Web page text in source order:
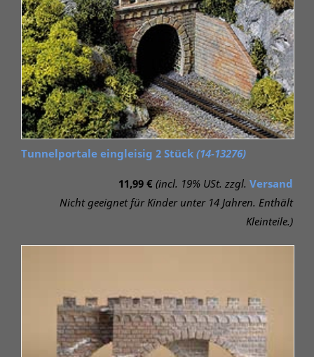
Tunnelportale eingleisig 2 Stück (14-13276)
11,99 € (incl. 19% USt. zzgl. Versand
Nicht geeignet für Kinder unter 14 Jahren. Enthält
Kleinteile.)